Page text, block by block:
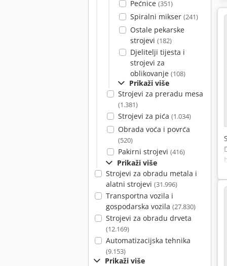
Pećnice (351)
Spiralni mikser (241)
Ostale pekarske
strojevi (182)
Djelitelji tijesta i
strojevi za
oblikovanje (108)
Prikaži više
Strojevi za preradu mesa
(1.381)
Strojevi za pića (1.034)
Obrada voća i povrća
(520)
Pakirni strojevi (416)
Prikaži više
Strojevi za obradu metala i
alatni strojevi (31.996)
Transportna vozila i
gospodarska vozila (27.830)
Strojevi za obradu drveta
(12.169)
Automatizacijska tehnika
(9.153)
Prikaži više